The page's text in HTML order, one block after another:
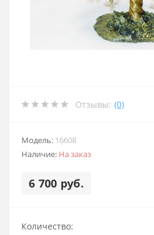
Отзывы: (0)
Модель: 16608
Наличие: На заказ
6 700 руб.
Количество: